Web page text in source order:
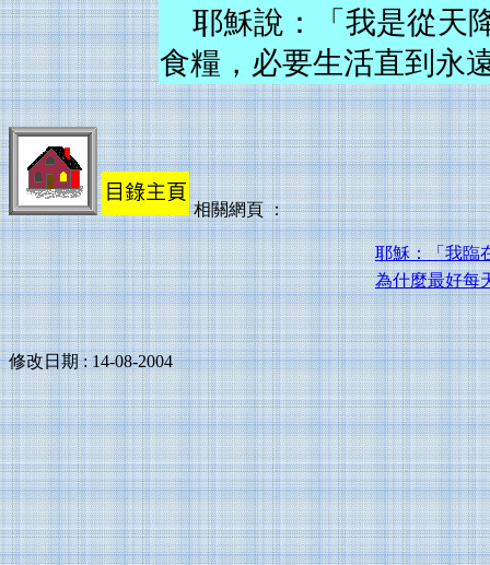
耶穌說：「我是從天
食糧，必要生活直到永
相關網頁 ：
耶穌：「我臨
為什麼最好每
修改日期 :14-08-2004